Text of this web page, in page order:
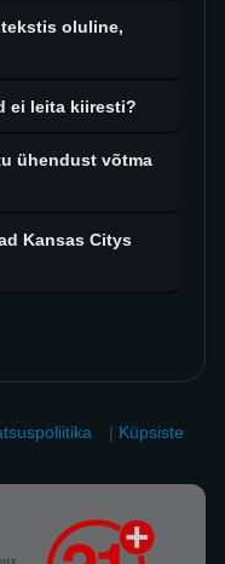
oluline,
ei leita kiiresti?
ühendust võtma
Kansas Citys
| Küpsiste